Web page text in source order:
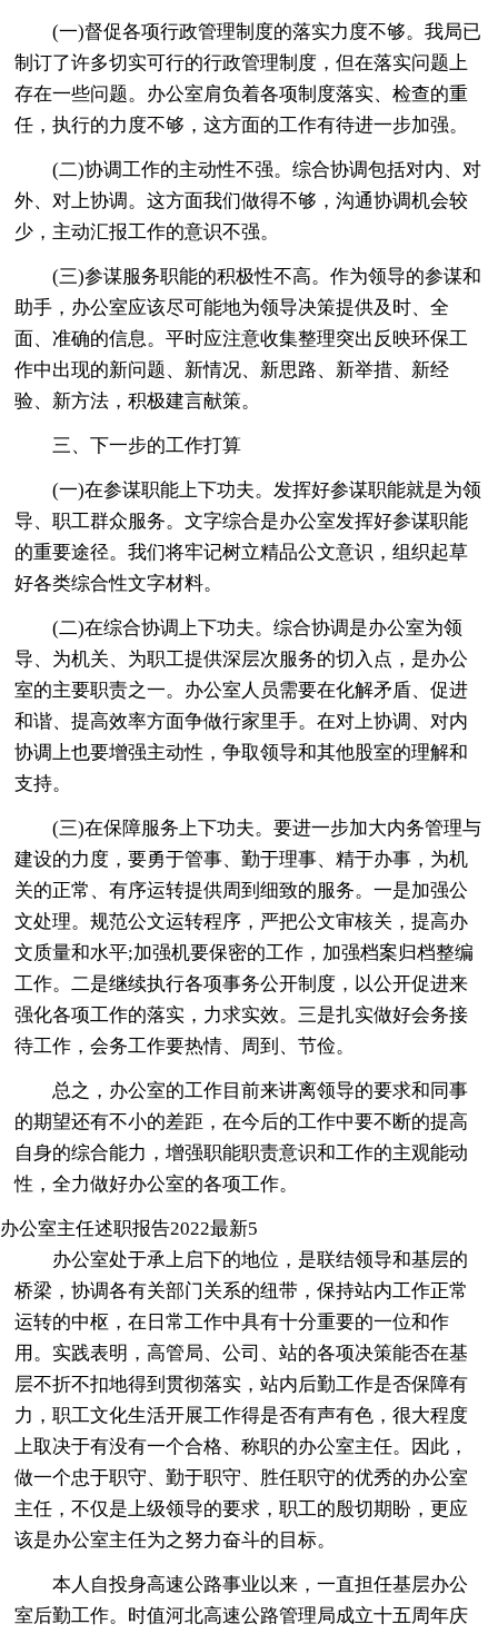
(一)督促各项行政管理制度的落实力度不够。我局已
制订了许多切实可行的行政管理制度，但在落实问题上
存在一些问题。办公室肩负着各项制度落实、检查的重
任，执行的力度不够，这方面的工作有待进一步加强。
(二)协调工作的主动性不强。综合协调包括对内、对
外、对上协调。这方面我们做得不够，沟通协调机会较
少，主动汇报工作的意识不强。
(三)参谋服务职能的积极性不高。作为领导的参谋和
助手，办公室应该尽可能地为领导决策提供及时、全
面、准确的信息。平时应注意收集整理突出反映环保工
作中出现的新问题、新情况、新思路、新举措、新经
验、新方法，积极建言献策。
三、下一步的工作打算
(一)在参谋职能上下功夫。发挥好参谋职能就是为领
导、职工群众服务。文字综合是办公室发挥好参谋职能
的重要途径。我们将牢记树立精品公文意识，组织起草
好各类综合性文字材料。
(二)在综合协调上下功夫。综合协调是办公室为领
导、为机关、为职工提供深层次服务的切入点，是办公
室的主要职责之一。办公室人员需要在化解矛盾、促进
和谐、提高效率方面争做行家里手。在对上协调、对内
协调上也要增强主动性，争取领导和其他股室的理解和
支持。
(三)在保障服务上下功夫。要进一步加大内务管理与
建设的力度，要勇于管事、勤于理事、精于办事，为机
关的正常、有序运转提供周到细致的服务。一是加强公
文处理。规范公文运转程序，严把公文审核关，提高办
文质量和水平;加强机要保密的工作，加强档案归档整编
工作。二是继续执行各项事务公开制度，以公开促进来
强化各项工作的落实，力求实效。三是扎实做好会务接
待工作，会务工作要热情、周到、节俭。
总之，办公室的工作目前来讲离领导的要求和同事
的期望还有不小的差距，在今后的工作中要不断的提高
自身的综合能力，增强职能职责意识和工作的主观能动
性，全力做好办公室的各项工作。
办公室主任述职报告2022最新5
办公室处于承上启下的地位，是联结领导和基层的
桥梁，协调各有关部门关系的纽带，保持站内工作正常
运转的中枢，在日常工作中具有十分重要的一位和作
用。实践表明，高管局、公司、站的各项决策能否在基
层不折不扣地得到贯彻落实，站内后勤工作是否保障有
力，职工文化生活开展工作得是否有声有色，很大程度
上取决于有没有一个合格、称职的办公室主任。因此，
做一个忠于职守、勤于职守、胜任职守的优秀的办公室
主任，不仅是上级领导的要求，职工的殷切期盼，更应
该是办公室主任为之努力奋斗的目标。
本人自投身高速公路事业以来，一直担任基层办公
室后勤工作。时值河北高速公路管理局成立十五周年庆